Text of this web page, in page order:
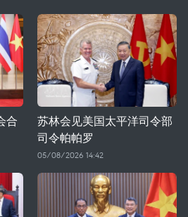
合
苏林会见美国太平洋司令部
司令帕帕罗
05/08/2026 14:42